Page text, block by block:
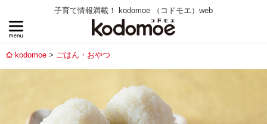
子育て情報満載！ kodomoe （コドモエ）web
kodomoe ごはん・おやつ